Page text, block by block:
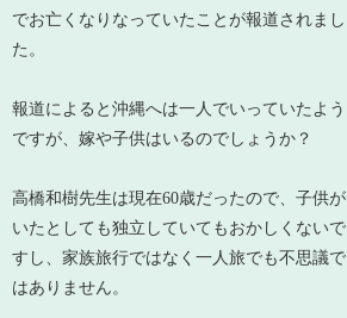
でお亡くなりなっていたことが報道されまし
た。
報道によると沖縄へは一人でいっていたよう
ですが、嫁や子供はいるのでしょうか？
高橋和樹先生は現在60歳だったので、子供が
いたとしても独立していてもおかしくないで
すし、家族旅行ではなく一人旅でも不思議で
はありません。